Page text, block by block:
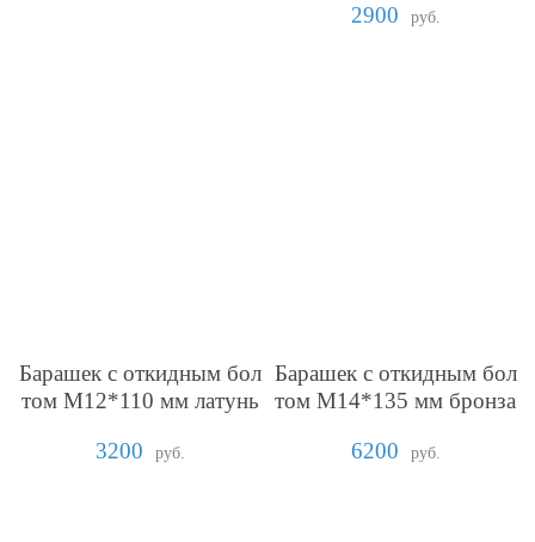
2900
руб.
Барашек с откидным бол
том М12*110 мм латунь
3200
руб.
Барашек с откидным бол
том М14*135 мм бронза
6200
руб.